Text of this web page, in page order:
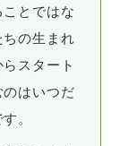
とではな
の生まれ
スタート
はいつだ
。